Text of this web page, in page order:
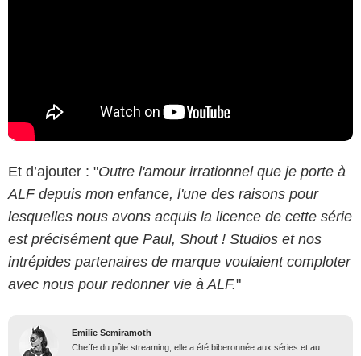
Et d’ajouter : "Outre l'amour irrationnel que je porte à
ALF depuis mon enfance, l'une des raisons pour
lesquelles nous avons acquis la licence de cette série
est précisément que Paul, Shout ! Studios et nos
intrépides partenaires de marque voulaient comploter
avec nous pour redonner vie à ALF."
Emilie Semiramoth
Cheffe du pôle streaming, elle a été biberonnée aux séries et au